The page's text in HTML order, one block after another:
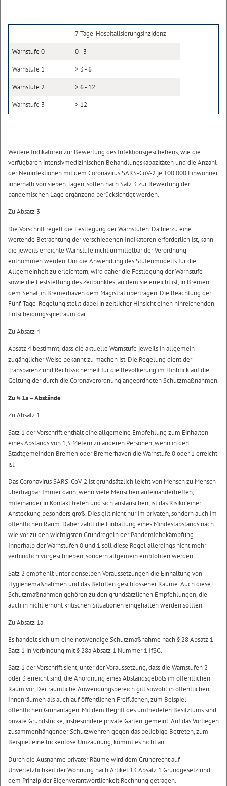
7-Tage-Hospitalisierungsinzidenz
Warnstufe 0 0 - 3
Warnstufe 1 > 3 - 6
Warnstufe 2 > 6 - 12
Warnstufe 3 > 12
Weitere Indikatoren zur Bewertung des Infektionsgeschehens, wie die
verfügbaren intensivmedizinischen Behandlungskapazitäten und die Anzahl
der Neuinfektionen mit dem Coronavirus SARS-CoV-2 je 100 000 Einwohner
innerhalb von sieben Tagen, sollen nach Satz 3 zur Bewertung der
pandemischen Lage ergänzend berücksichtigt werden.
Zu Absatz 3
Die Vorschrift regelt die Festlegung der Warnstufen. Da hierzu eine
wertende Betrachtung der verschiedenen Indikatoren erforderlich ist, kann
die jeweils erreichte Warnstufe nicht unmittelbar der Verordnung
entnommen werden. Um die Anwendung des Stufenmodells für die
Allgemeinheit zu erleichtern, wird daher die Festlegung der Warnstufe
sowie die Feststellung des Zeitpunktes, an dem sie erreicht ist, in Bremen
dem Senat, in Bremerhaven dem Magistrat übertragen. Die Beachtung der
Fünf-Tage-Regelung stellt dabei in zeitlicher Hinsicht einen hinreichenden
Entscheidungsspielraum dar.
Zu Absatz 4
Absatz 4 bestimmt, dass die aktuelle Warnstufe jeweils in allgemein
zugänglicher Weise bekannt zu machen ist. Die Regelung dient der
Transparenz und Rechtssicherheit für die Bevölkerung im Hinblick auf die
Geltung der durch die Coronaverordnung angeordneten Schutzmaßnahmen.
Zu § 1a – Abstände
Zu Absatz 1
Satz 1 der Vorschrift enthält eine allgemeine Empfehlung zum Einhalten
eines Abstands von 1,5 Metern zu anderen Personen, wenn in den
Stadtgemeinden Bremen oder Bremerhaven die Warnstufe 0 oder 1 erreicht
ist.
Das Coronavirus SARS-CoV-2 ist grundsätzlich leicht von Mensch zu Mensch
übertragbar. Immer dann, wenn viele Menschen aufeinandertreffen,
miteinander in Kontakt treten und sich austauschen, ist das Risiko einer
Ansteckung besonders groß. Dies gilt nicht nur im privaten, sondern auch im
öffentlichen Raum. Daher zählt die Einhaltung eines Mindestabstands nach
wie vor zu den wichtigsten Grundregeln der Pandemiebekämpfung.
Innerhalb der Warnstufen 0 und 1 soll diese Regel allerdings nicht mehr
verbindlich vorgeschrieben, sondern allgemein empfohlen werden.
Satz 2 empfiehlt unter denselben Voraussetzungen die Einhaltung von
Hygienemaßnahmen und das Belüften geschlossener Räume. Auch diese
Schutzmaßnahmen gehören zu den grundsätzlichen Empfehlungen, die
auch in nicht erhöht kritischen Situationen eingehalten werden sollten.
Zu Absatz 1a
Es handelt sich um eine notwendige Schutzmaßnahme nach § 28 Absatz 1
Satz 1 in Verbindung mit § 28a Absatz 1 Nummer 1 IfSG.
Satz 1 der Vorschrift sieht, unter der Voraussetzung, dass die Warnstufen 2
oder 3 erreicht sind, die Anordnung eines Abstandsgebots im öffentlichen
Raum vor. Der räumliche Anwendungsbereich gilt sowohl in öffentlichen
Innenräumen als auch auf öffentlichen Freiflächen, zum Beispiel
öffentlichen Grünanlagen. Mit dem Begriff des umfriedeten Besitztums sind
private Grundstücke, insbesondere private Gärten, gemeint. Auf das Vorliegen
zusammenhängender Schutzwehren gegen das beliebige Betreten, zum
Beispiel eine lückenlose Umzäunung, kommt es nicht an.
Durch die Ausnahme privater Räume wird dem Grundrecht auf
Unverletzlichkeit der Wohnung nach Artikel 13 Absatz 1 Grundgesetz und
dem Prinzip der Eigenverantwortlichkeit Rechnung getragen.